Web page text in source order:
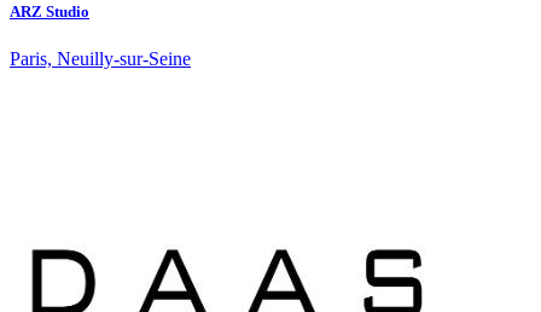
ARZ Studio
Paris, Neuilly-sur-Seine